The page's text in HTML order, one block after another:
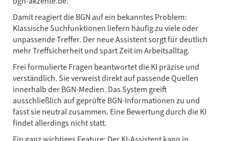
Damit reagiert die BGN auf ein bekanntes Problem:
Klassische Such­funktionen liefern häufig zu viele oder
unpassende Treffer. Der neue Assistent sorgt für deutlich
mehr Treffsicherheit und spart Zeit im Arbeits­alltag.
Frei formulierte Fragen beantwortet die KI präzise und
verständlich. Sie verweist direkt auf passende Quellen
innerhalb der BGN‑Medien. Das System greift
ausschließlich auf geprüfte BGN‑Informationen zu und
fasst sie neutral zusammen. Eine Bewertung durch die KI
findet allerdings nicht statt.